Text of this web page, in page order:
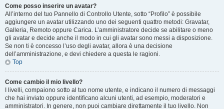
Come posso inserire un avatar?
All’interno del tuo Pannello di Controllo Utente, sotto “Profilo” è possibile
aggiungere un avatar utilizzando uno dei seguenti quattro metodi: Gravatar,
Galleria, Remoto oppure Carica. L’amministratore decide se abilitare o meno
gli avatar e decide anche il modo in cui gli avatar sono messi a disposizione.
Se non ti è concesso l’uso degli avatar, allora è una decisione
dell’amministrazione, e devi chiedere a questa le ragioni.
Top
Come cambio il mio livello?
I livelli, compaiono sotto al tuo nome utente, e indicano il numero di messaggi
che hai inviato oppure identificano alcuni utenti, ad esempio, moderatori e
amministratori. In genere, non puoi cambiare direttamente il tuo livello. Non